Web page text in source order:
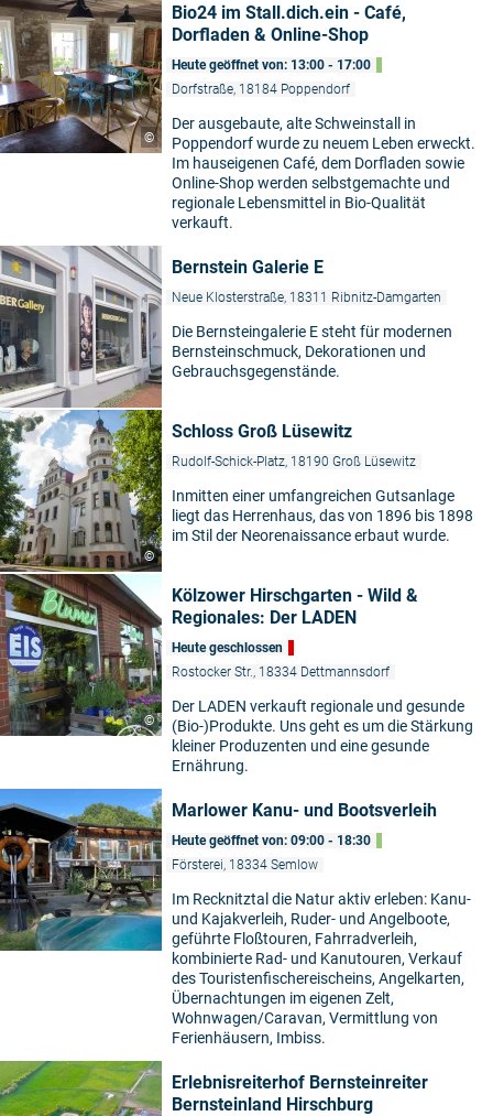
©
Bio24 im Stall.dich.ein - Café,
Dorfladen & Online-Shop
Heute geöffnet von: 13:00 - 17:00
Dorfstraße, 18184 Poppendorf
Der ausgebaute, alte Schweinstall in
Poppendorf wurde zu neuem Leben erweckt.
Im hauseigenen Café, dem Dorfladen sowie
Online-Shop werden selbstgemachte und
regionale Lebensmittel in Bio-Qualität
verkauft.
Bernstein Galerie E
Neue Klosterstraße, 18311 Ribnitz-Damgarten
Die Bernsteingalerie E steht für modernen
Bernsteinschmuck, Dekorationen und
Gebrauchsgegenstände.
©
Schloss Groß Lüsewitz
Rudolf-Schick-Platz, 18190 Groß Lüsewitz
Inmitten einer umfangreichen Gutsanlage
liegt das Herrenhaus, das von 1896 bis 1898
im Stil der Neorenaissance erbaut wurde.
©
Kölzower Hirschgarten - Wild &
Regionales: Der LADEN
Heute geschlossen
Rostocker Str., 18334 Dettmannsdorf
Der LADEN verkauft regionale und gesunde
(Bio-)Produkte. Uns geht es um die Stärkung
kleiner Produzenten und eine gesunde
Ernährung.
Marlower Kanu- und Bootsverleih
Heute geöffnet von: 09:00 - 18:30
Försterei, 18334 Semlow
Im Recknitztal die Natur aktiv erleben: Kanu-
und Kajakverleih, Ruder- und Angelboote,
geführte Floßtouren, Fahrradverleih,
kombinierte Rad- und Kanutouren, Verkauf
des Touristenfischereischeins, Angelkarten,
Übernachtungen im eigenen Zelt,
Wohnwagen/Caravan, Vermittlung von
Ferienhäusern, Imbiss.
Erlebnisreiterhof Bernsteinreiter
Bernsteinland Hirschburg